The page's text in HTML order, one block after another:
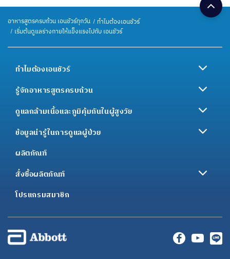
อาหารสูตรครบถ้วน เอนชัวร์ทุกวัน
ทำไมต้องเอนชัวร์
เริ่มต้นดูแลร่างกายให้แข็งแรงไปกับ เอนชัวร์
ทำไมต้องเอนชัวร์
รู้จักอาหารสูตรครบถ้วน
ดูแลกล้ามเนื้อและภูมิคุ้มกันในผู้สูงวัย
ข้อมูลน่ารู้ในการดูแลผู้ป่วย
ผลิตภัณฑ์
สั่งซื้อผลิตภัณฑ์
โปรแกรมสมาชิก